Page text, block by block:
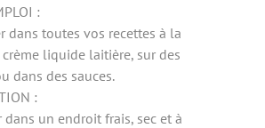
:
dans toutes vos recettes à la
liquide laitière, sur des
dans des sauces.
:
dans un endroit frais, sec et à